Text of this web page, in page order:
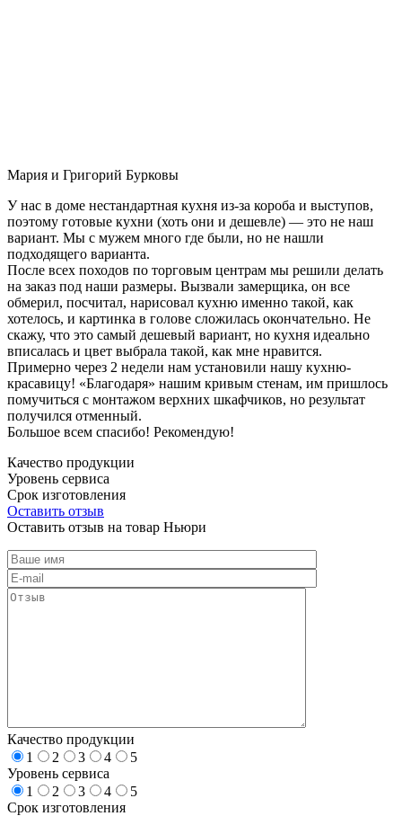
Мария и Григорий Бурковы
У нас в доме нестандартная кухня из-за короба и выступов,
поэтому готовые кухни (хоть они и дешевле) — это не наш
вариант. Мы с мужем много где были, но не нашли
подходящего варианта.
После всех походов по торговым центрам мы решили делать
на заказ под наши размеры. Вызвали замерщика, он все
обмерил, посчитал, нарисовал кухню именно такой, как
хотелось, и картинка в голове сложилась окончательно. Не
скажу, что это самый дешевый вариант, но кухня идеально
вписалась и цвет выбрала такой, как мне нравится.
Примерно через 2 недели нам установили нашу кухню-
красавицу! «Благодаря» нашим кривым стенам, им пришлось
помучиться с монтажом верхних шкафчиков, но результат
получился отменный.
Большое всем спасибо! Рекомендую!
Качество продукции
Уровень сервиса
Срок изготовления
Оставить отзыв
Оставить отзыв на товар Ньюри
Качество продукции
1
2 3 4
5
Уровень сервиса
1
2 3 4
5
Срок изготовления